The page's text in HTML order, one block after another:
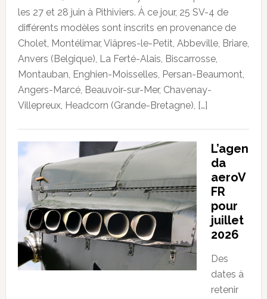
les 27 et 28 juin à Pithiviers. À ce jour, 25 SV-4 de
différents modèles sont inscrits en provenance de
Cholet, Montélimar, Viâpres-le-Petit, Abbeville, Briare,
Anvers (Belgique), La Ferté-Alais, Biscarrosse,
Montauban, Enghien-Moisselles, Persan-Beaumont,
Angers-Marcé, Beauvoir-sur-Mer, Chavenay-
Villepreux, Headcorn (Grande-Bretagne), […]
L’agen
da
aeroV
FR
pour
juillet
2026
Des
dates à
retenir